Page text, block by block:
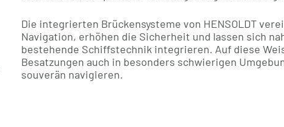
Die integrierten Brückensysteme von HENSOLDT
Navigation, erhöhen die Sicherheit und lassen sich
bestehende Schiffstechnik integrieren. Auf diese
Besatzungen auch in besonders schwierigen
souverän navigieren.